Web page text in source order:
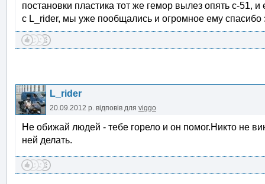
постановки пластика тот же гемор вылез опять с-51,
с L_rider, мы уже пообщались и огромное ему спасибо
L_rider
20.09.2012 р. відповів для viggo
Не обижай людей - тебе горело и он помог.Никто не
ней делать.